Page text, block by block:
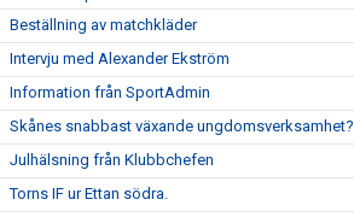
Beställning av matchkläder
Intervju med Alexander Ekström
Information från SportAdmin
Skånes snabbast växande ungdomsverksamhet?
Julhälsning från Klubbchefen
Torns IF ur Ettan södra.